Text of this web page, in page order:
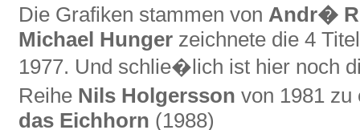
Die Grafiken stammen von Andr�
Michael Hunger zeichnete die 4
1977. Und schlie�lich ist hier noch
Reihe Nils Holgersson von 1981
das Eichhorn (1988)